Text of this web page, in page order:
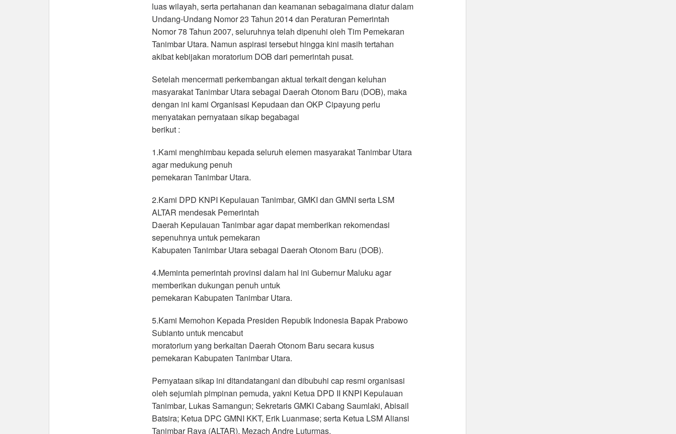
luas wilayah, serta pertahanan dan keamanan sebagaimana diatur dalam
Undang-Undang Nomor 23 Tahun 2014 dan Peraturan Pemerintah
Nomor 78 Tahun 2007, seluruhnya telah dipenuhi oleh Tim Pemekaran
Tanimbar Utara. Namun aspirasi tersebut hingga kini masih tertahan
akibat kebijakan moratorium DOB dari pemerintah pusat.
Setelah mencermati perkembangan aktual terkait dengan keluhan
masyarakat Tanimbar Utara sebagai Daerah Otonom Baru (DOB), maka
dengan ini kami Organisasi Kepudaan dan OKP Cipayung perlu
menyatakan pernyataan sikap begabagai
berikut :
1.Kami menghimbau kepada seluruh elemen masyarakat Tanimbar Utara
agar medukung penuh
pemekaran Tanimbar Utara.
2.Kami DPD KNPI Kepulauan Tanimbar, GMKI dan GMNI serta LSM
ALTAR mendesak Pemerintah
Daerah Kepulauan Tanimbar agar dapat memberikan rekomendasi
sepenuhnya untuk pemekaran
Kabupaten Tanimbar Utara sebagai Daerah Otonom Baru (DOB).
4.Meminta pemerintah provinsi dalam hal ini Gubernur Maluku agar
memberikan dukungan penuh untuk
pemekaran Kabupaten Tanimbar Utara.
5.Kami Memohon Kepada Presiden Repubik Indonesia Bapak Prabowo
Subianto untuk mencabut
moratorium yang berkaitan Daerah Otonom Baru secara kusus
pemekaran Kabupaten Tanimbar Utara.
Pernyataan sikap ini ditandatangani dan dibubuhi cap resmi organisasi
oleh sejumlah pimpinan pemuda, yakni Ketua DPD II KNPI Kepulauan
Tanimbar, Lukas Samangun; Sekretaris GMKI Cabang Saumlaki, Abisail
Batsira; Ketua DPC GMNI KKT, Erik Luanmase; serta Ketua LSM Aliansi
Tanimbar Raya (ALTAR), Mezach Andre Luturmas.